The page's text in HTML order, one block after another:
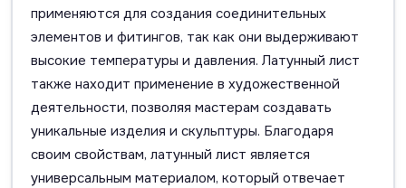
применяются для создания соединительных
элементов и фитингов, так как они выдерживают
высокие температуры и давления. Латунный лист
также находит применение в художественной
деятельности, позволяя мастерам создавать
уникальные изделия и скульптуры. Благодаря
своим свойствам, латунный лист является
универсальным материалом, который отвечает